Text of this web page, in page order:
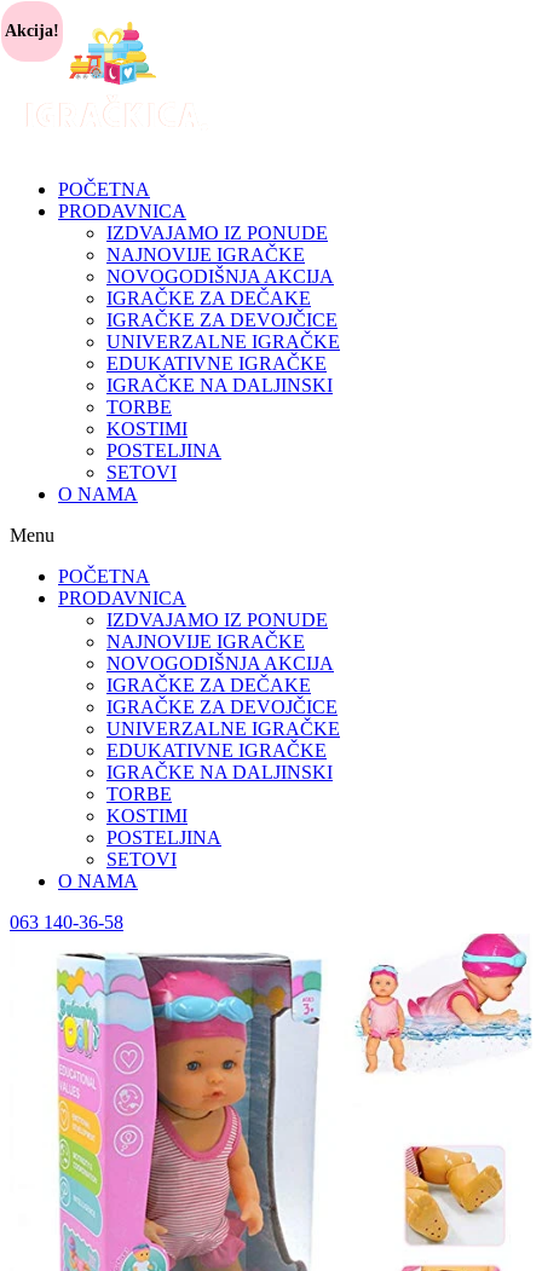
POČETNA
PRODAVNICA
IZDVAJAMO IZ PONUDE
NAJNOVIJE IGRAČKE
NOVOGODIŠNJA AKCIJA
IGRAČKE ZA DEČAKE
IGRAČKE ZA DEVOJČICE
UNIVERZALNE IGRAČKE
EDUKATIVNE IGRAČKE
IGRAČKE NA DALJINSKI
TORBE
KOSTIMI
POSTELJINA
SETOVI
O NAMA
Menu
POČETNA
PRODAVNICA
IZDVAJAMO IZ PONUDE
NAJNOVIJE IGRAČKE
NOVOGODIŠNJA AKCIJA
IGRAČKE ZA DEČAKE
IGRAČKE ZA DEVOJČICE
UNIVERZALNE IGRAČKE
EDUKATIVNE IGRAČKE
IGRAČKE NA DALJINSKI
TORBE
KOSTIMI
POSTELJINA
SETOVI
O NAMA
063 140-36-58
Akcija!